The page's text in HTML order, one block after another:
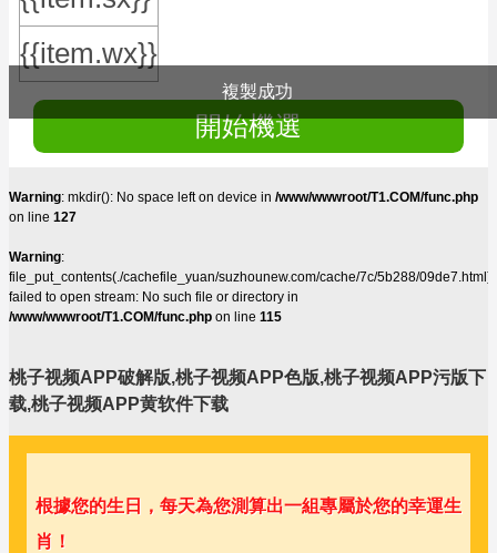
複製成功
{{item.wx}}
開始機選